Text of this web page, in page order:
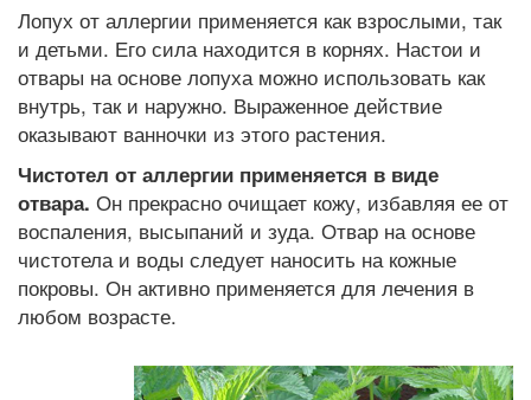
Лопух от аллергии применяется как взрослыми, так
и детьми. Его сила находится в корнях. Настои и
отвары на основе лопуха можно использовать как
внутрь, так и наружно. Выраженное действие
оказывают ванночки из этого растения.
Чистотел от аллергии применяется в виде
отвара. Он прекрасно очищает кожу, избавляя ее от
воспаления, высыпаний и зуда. Отвар на основе
чистотела и воды следует наносить на кожные
покровы. Он активно применяется для лечения в
любом возрасте.